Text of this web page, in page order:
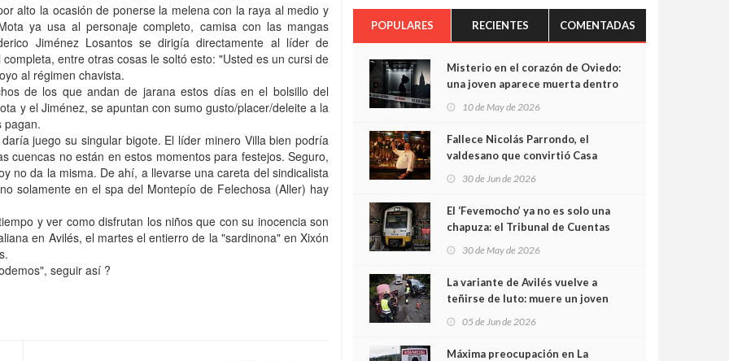
alto la ocasión de ponerse la melena con la raya al medio y
ya usa al personaje completo, camisa con las mangas
Jiménez Losantos se dirigía directamente al líder de
entre otras cosas le soltó esto: "Usted es un cursi de
al régimen chavista.
de los que andan de jarana estos días en el bolsillo del
y el Jiménez, se apuntan con sumo gusto/placer/deleite a la
pagan.
juego su singular bigote. El líder minero Villa bien podría
cuencas no están en estos momentos para festejos. Seguro,
no da la misma. De ahí, a llevarse una careta del sindicalista
solamente en el spa del Montepío de Felechosa (Aller) hay
y ver como disfrutan los niños que con su inocencia son
en Avilés, el martes el entierro de la "sardinona" en Xixón
seguir así ?
POPULARES RECIENTES COMENTADAS
Misterio en el corazón de Oviedo:
una joven aparece muerta dentro
cámaras captan sus últimos
minutos
10 de May de 2026
Fallece Nicolás Parrondo, el
valdesano que convirtió Casa
30 de Jun de 2026
El ‘Fevemocho’ ya no es solo una
chapuza: el Tribunal de Cuentas
sobrecoste de los trenes que no
cabían por los túneles
30 de May de 2026
La variante de Avilés vuelve a
teñirse de luto: muere un joven
05 de Jun de 2026
Máxima preocupación en La